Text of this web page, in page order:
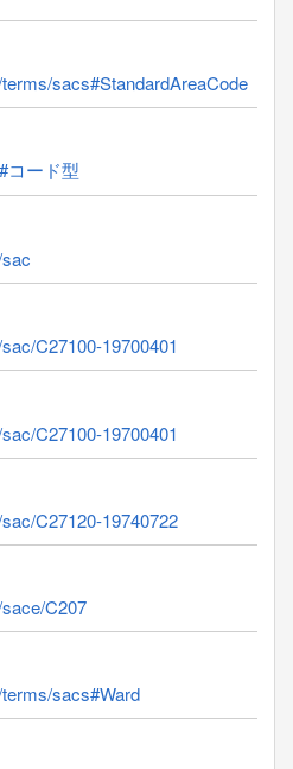
sacs#StandardAreaCode
コード型
C27100-19700401
C27100-19700401
C27120-19740722
C207
sacs#Ward